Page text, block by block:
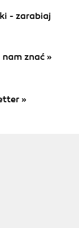
- zarabiaj
znać »
»